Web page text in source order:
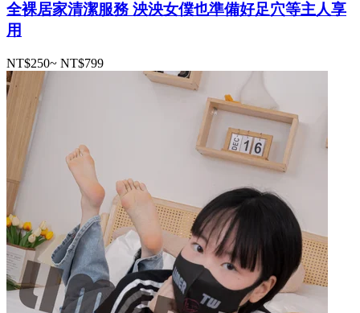
全裸居家清潔服務 泱泱女僕也準備好足穴等主人享
用
NT$250~ NT$799